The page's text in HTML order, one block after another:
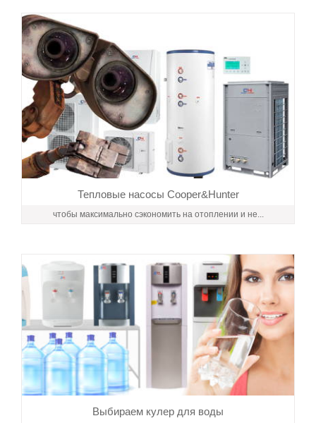
Тепловые насосы Cooper&Hunter
чтобы максимально сэкономить на отоплении и не...
Выбираем кулер для воды